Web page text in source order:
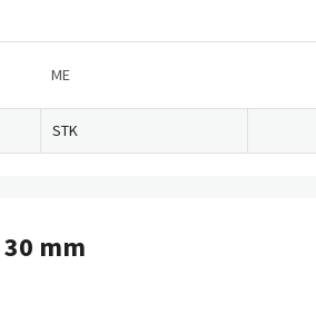
ME
STK
mm